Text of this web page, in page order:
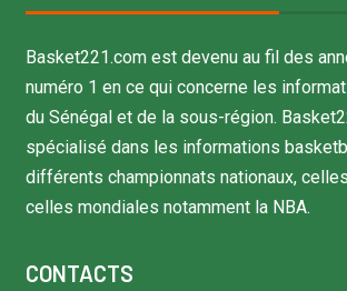
Basket221.com est devenu au fil des
numéro 1 en ce qui concerne les
du Sénégal et de la sous-région.
spécialisé dans les informations
différents championnats nationaux,
celles mondiales notamment la NBA.
CONTACTS